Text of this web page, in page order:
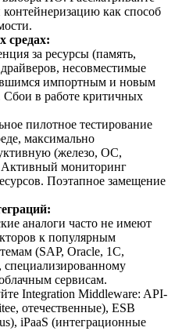
как способ
средах:
за ресурсы (память,
несовместимые
импортным и новым
в работе критичных
пилотное тестирование
максимально
(железо, ОС,
Активный мониторинг
Поэтапное замещение
аналоги часто не имеют
к популярным
(SAP, Oracle, 1C,
сервисам.
Integration Middleware: API-
отечественные), ESB
iPaaS (интеграционные